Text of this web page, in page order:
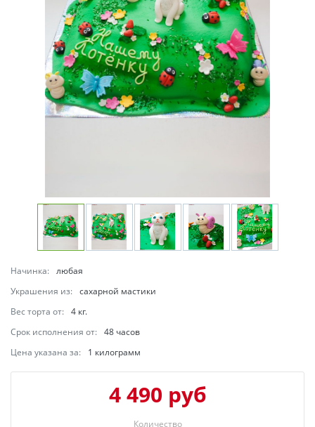
Начинка: любая
Украшения из: сахарной мастики
Вес торта от: 4 кг.
Срок исполнения от: 48 часов
Цена указана за:
1 килограмм
4 490 руб
Количество